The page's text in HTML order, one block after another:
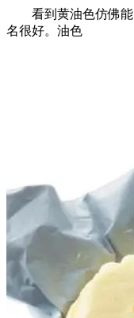
看到黄油色仿佛能
名很好。油色